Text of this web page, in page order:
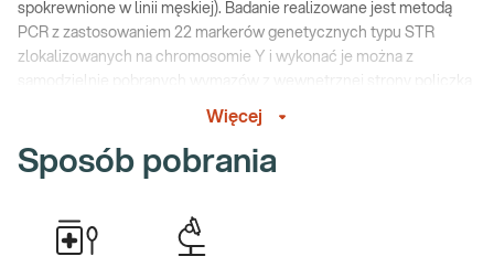
spokrewnione w linii męskiej). Badanie realizowane jest metodą
PCR z zastosowaniem 22 markerów genetycznych typu STR
zlokalizowanych na chromosomie Y i wykonać je można z
instrukcją
Przy zakupie testu otrzymujesz:
obsługę kurierską lub przesyłkę pocztową umożliwiającą
transport pobranych materiałów do laboratorium,
Więcej
Sposób pobrania